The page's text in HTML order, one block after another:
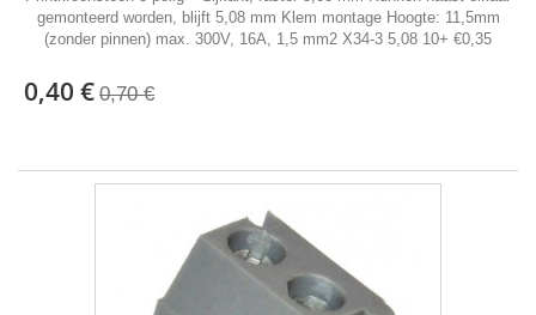
gemonteerd worden, blijft 5,08 mm Klem montage Hoogte: 11,5mm
(zonder pinnen) max. 300V, 16A, 1,5 mm2 X34-3 5,08 10+ €0,35
0,40 € 0,70 €